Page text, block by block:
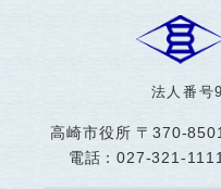
法人番号
高崎市役所 〒370-
電話：027-321-